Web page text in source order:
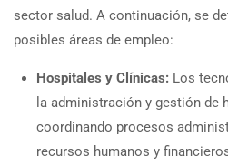
sector salud. A continuación, se
posibles áreas de empleo:
Hospitales y Clínicas: Los
la administración y gestión de
coordinando procesos
recursos humanos y